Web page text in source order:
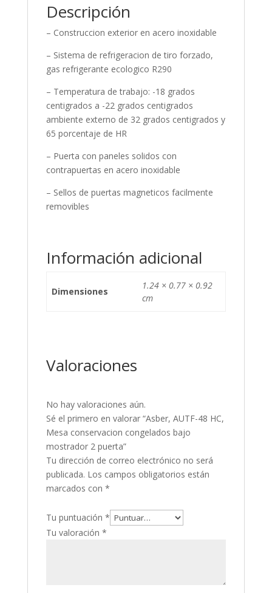
Descripción
– Construccion exterior en acero inoxidable
– Sistema de refrigeracion de tiro forzado,
gas refrigerante ecologico R290
– Temperatura de trabajo: -18 grados
centigrados a -22 grados centigrados
ambiente externo de 32 grados centigrados y
65 porcentaje de HR
– Puerta con paneles solidos con
contrapuertas en acero inoxidable
– Sellos de puertas magneticos facilmente
removibles
Información adicional
Dimensiones
1.24 × 0.77 × 0.92
cm
Valoraciones
No hay valoraciones aún.
Sé el primero en valorar “Asber, AUTF-48 HC,
Mesa conservacion congelados bajo
mostrador 2 puerta”
Tu dirección de correo electrónico no será
publicada. Los campos obligatorios están
marcados con *
Tu puntuación *
Tu valoración *